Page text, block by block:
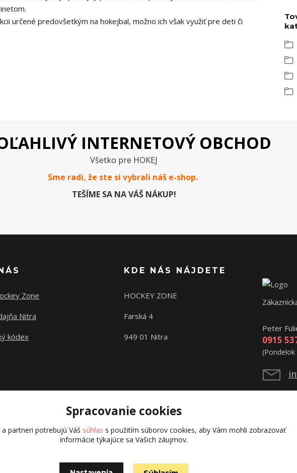
určené predovšetkým na hokejbal, možno ich však využiť pre deti či
INTERNETOVÝ OBCHOD
Všetko pre HOKEJ
Sme radi, že ste si vybrali náš e-shop.
TEŠÍME SA NA VÁŠ NÁKUP!
Zone
Nitra
kódex
KDE NÁS NÁJDETE
HOCKEY ZONE
Farská 4
949 01 Nitra
Peter
0915
(Pondelok
Copyright © 2015 hokejexpert.sk
Spracovanie cookies
partneri potrebujú Váš súhlas s použitím súborov cookies, aby Vám mohli zobrazovať
informácie týkajúce sa Vašich záujmov.